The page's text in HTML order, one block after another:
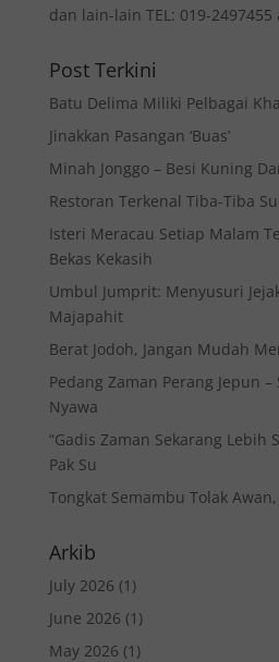
dan lain-lain TEL: 019-2497455
Post Terkini
Batu Delima Miliki Pelbagai
Jinakkan Pasangan ‘Buas’
Minah Jonggo – Besi Kuning
Restoran Terkenal Tiba-Tiba
Isteri Meracau Setiap Malam
Bekas Kekasih
Umbul Jumprit: Menyusuri
Majapahit
Berat Jodoh, Jangan Mudah
Pedang Zaman Perang Jepun –
Nyawa
“Gadis Zaman Sekarang Lebih
Pak Su
Tongkat Semambu Tolak
Arkib
July 2026 (1)
June 2026 (1)
May 2026 (1)